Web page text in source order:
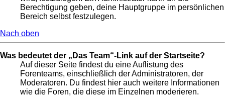
Berechtigung geben, deine Hauptgruppe im persönlichen
Bereich selbst festzulegen.
Nach oben
Was bedeutet der „Das Team“-Link auf der Startseite?
Auf dieser Seite findest du eine Auflistung des
Forenteams, einschließlich der Administratoren, der
Moderatoren. Du findest hier auch weitere Informationen
wie die Foren, die diese im Einzelnen moderieren.